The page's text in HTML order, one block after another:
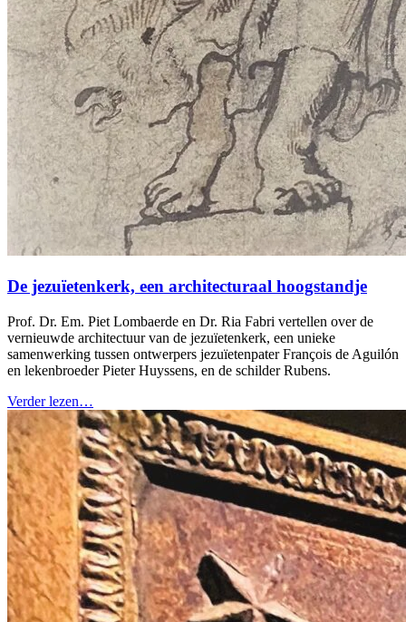
De jezuïetenkerk, een architecturaal hoogstandje
Prof. Dr. Em. Piet Lombaerde en Dr. Ria Fabri vertellen over de
vernieuwde architectuur van de jezuïetenkerk, een unieke
samenwerking tussen ontwerpers jezuïetenpater François de Aguilón
en lekenbroeder Pieter Huyssens, en de schilder Rubens.
Verder lezen…